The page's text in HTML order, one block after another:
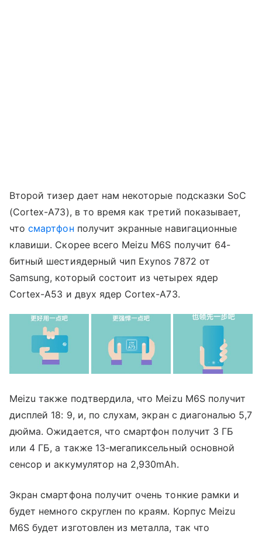
Второй тизер дает нам некоторые подсказки SoC
(Cortex-A73), в то время как третий показывает,
чтосмартфон получит экранные навигационные
клавиши. Скорее всего Meizu M6S получит 64-
битный шестиядерный чип Exynos 7872 от
Samsung, который состоит из четырех ядер
Cortex-A53 и двух ядер Cortex-A73.
Meizu также подтвердила, что Meizu M6S получит
дисплей 18: 9, и, по слухам, экран с диагональю 5,7
дюйма. Ожидается, что смартфон получит 3 ГБ
или 4 ГБ, а также 13-мегапиксельный основной
сенсор и аккумулятор на 2,930mAh.
Экран смартфона получит очень тонкие рамки и
будет немного скруглен по краям. Корпус Meizu
M6S будет изготовлен из металла, так что